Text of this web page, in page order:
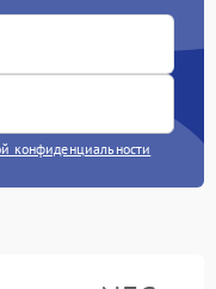
конфиденциальности